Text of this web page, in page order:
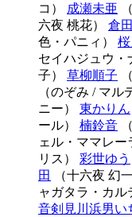
コ） 成瀬未亜
六夜 桃花） 倉
色・パニィ）
セイハジュウ・
子） 草柳順子
（のぞみ / マル
ニー） 東かりん
ール） 楠鈴音
ェル・ママレー
リス） 彩世ゆう
田
（十六夜 幻
ャガタラ・カル
音剣見川浜男い